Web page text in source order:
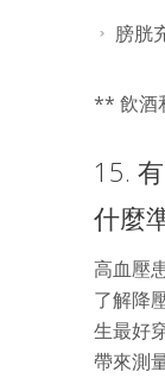
膀胱
** 飲酒
15.
什麼
高血壓
了解降
生最好
帶來測